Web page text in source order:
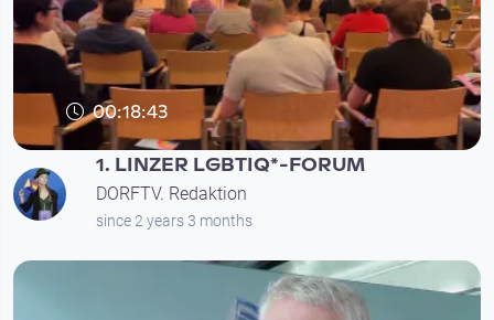
00:18:43
1. LINZER LGBTIQ*-FORUM
DORFTV. Redaktion
since 2 years 3 months